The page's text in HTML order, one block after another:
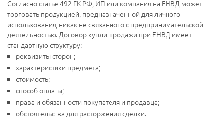
Согласно статье 492 ГК РФ, ИП или компания на ЕНВД может
торговать продукцией, предназначенной для личного
использования, никак не связанного с предпринимательской
деятельностью. Договор купли-продажи при ЕНВД имеет
стандартную структуру:
реквизиты сторон;
характеристики предмета;
стоимость;
способ оплаты;
права и обязанности покупателя и продавца;
обстоятельства для расторжения сделки.